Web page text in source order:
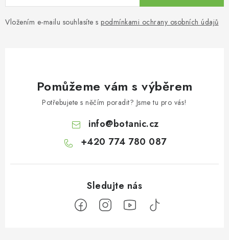
Vložením e-mailu souhlasíte s podmínkami ochrany osobních údajů
Pomůžeme vám s výběrem
Potřebujete s něčím poradit? Jsme tu pro vás!
info@botanic.cz
+420 774 780 087